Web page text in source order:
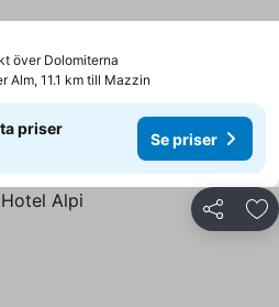
över Dolomiterna
Alm, 11.1 km till Mazzin
priser
Se priser
Dela